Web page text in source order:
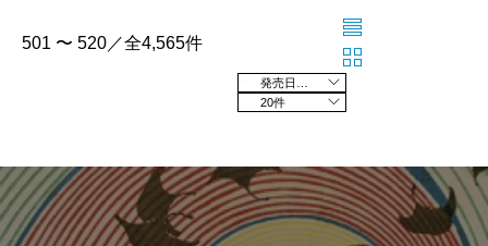
501 〜 520／全4,565件
20件